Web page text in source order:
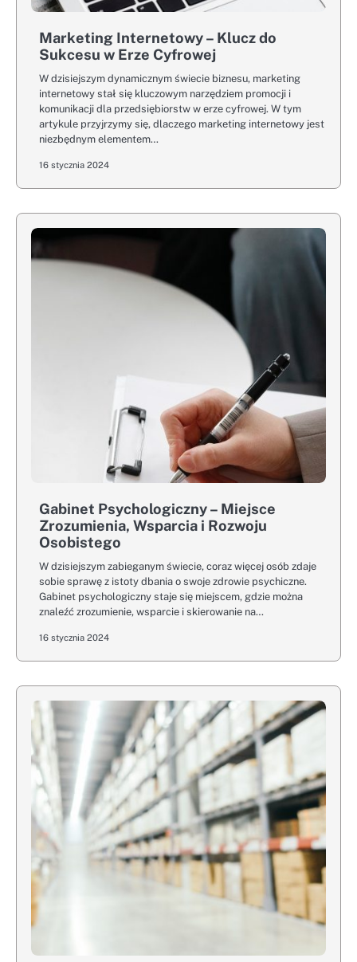
Marketing Internetowy – Klucz do
Sukcesu w Erze Cyfrowej
W dzisiejszym dynamicznym świecie biznesu, marketing
internetowy stał się kluczowym narzędziem promocji i
komunikacji dla przedsiębiorstw w erze cyfrowej. W tym
artykule przyjrzymy się, dlaczego marketing internetowy jest
niezbędnym elementem…
16 stycznia 2024
Gabinet Psychologiczny – Miejsce
Zrozumienia, Wsparcia i Rozwoju
Osobistego
W dzisiejszym zabieganym świecie, coraz więcej osób zdaje
sobie sprawę z istoty dbania o swoje zdrowie psychiczne.
Gabinet psychologiczny staje się miejscem, gdzie można
znaleźć zrozumienie, wsparcie i skierowanie na…
16 stycznia 2024